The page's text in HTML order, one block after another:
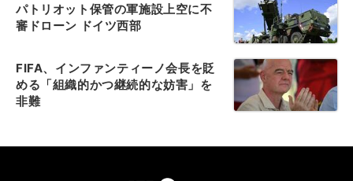
パトリオット保管の軍施設上空に不
審ドローン ドイツ西部
FIFA、インファンティーノ会長を貶
める「組織的かつ継続的な妨害」を
非難